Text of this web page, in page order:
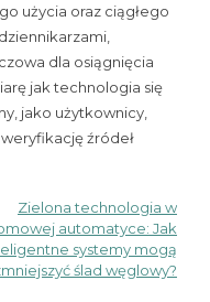
użycia oraz ciągłego
dla osiągnięcia
jak technologia się
jako użytkownicy,
źródeł
Zielona technologia w
automatyce: Jak
systemy mogą
ślad węglowy?